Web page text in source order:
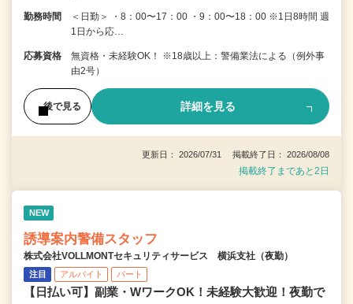
勤務時間
＜日勤＞ ・8：00〜17：00 ・9：00〜18：00 ※1日8時間 週
1日から応…
応募資格
無資格・未経験OK！ ※18歳以上：警備業法による（例外事
由2号）
後で見る 詳細を見る
更新日： 2026/07/31 掲載終了日： 2026/08/08
掲載終了まであと2日
NEW
誘導案内警備スタッフ
株式会社VOLLMONTセキュリティサービス 横浜支社（夜勤）
注目 アルバイト パート
【日払い可】副業・WワークOK！未経験大歓迎！夜勤で